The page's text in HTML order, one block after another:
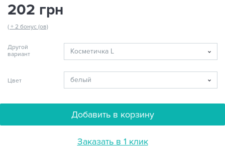
202 грн
( + 2 бонус (ов)
Другой
вариант
Цвет
Добавить в корзину
Заказать в 1 клик